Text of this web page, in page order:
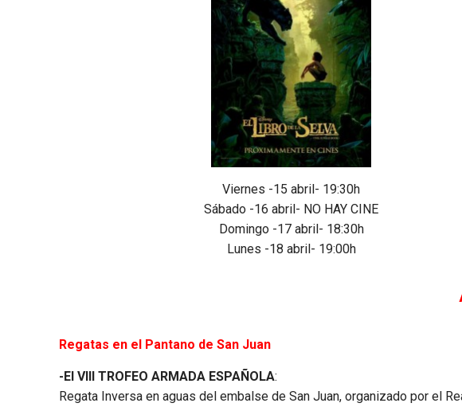
Viernes -15 abril- 19:30h
Sábado -16 abril- NO HAY CINE
Domingo -17 abril- 18:30h
Lunes -18 abril- 19:00h
Regatas en el Pantano de San Juan
-El VIII TROFEO ARMADA ESPAÑOLA:
Regata Inversa en aguas del embalse de San Juan, organizado por el